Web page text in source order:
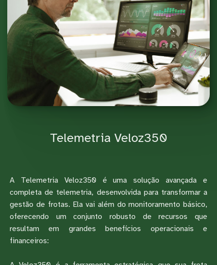
Telemetria Veloz350
A Telemetria Veloz350 é uma solução avançada e
completa de telemetria, desenvolvida para transformar a
gestão de frotas. Ela vai além do monitoramento básico,
oferecendo um conjunto robusto de recursos que
resultam em grandes benefícios operacionais e
financeiros: